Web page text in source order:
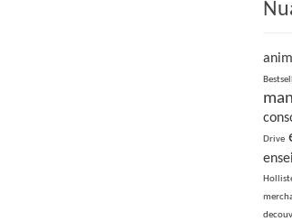
Drive